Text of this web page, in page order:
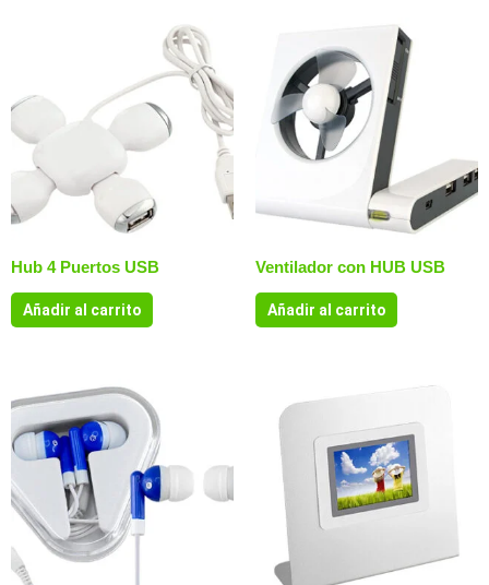
Hub 4 Puertos USB
Añadir al carrito
Ventilador con HUB USB
Añadir al carrito